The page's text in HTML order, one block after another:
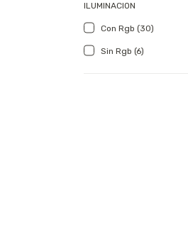
ILUMINACION
Con Rgb (30)
Sin Rgb (6)